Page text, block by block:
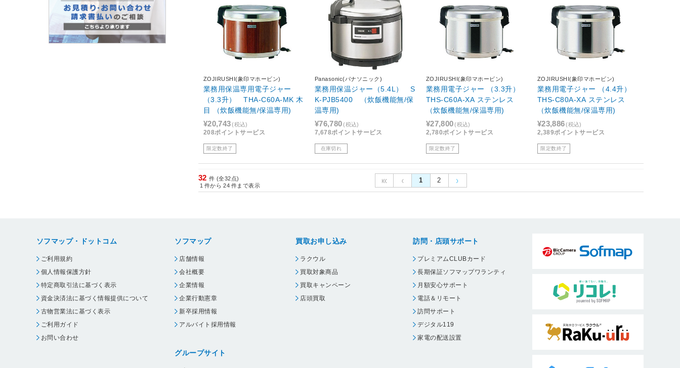
ZOJIRUSHI(象印マホービン)
業務用保温専用電子ジャー
（3.3升） THA-C60A-MK 木
目 （炊飯機能無/保温専用)
¥20,743(税込)
208ポイントサービス
限定数終了
Panasonic(パナソニック)
業務用保温ジャー（5.4L） S
K-PJB5400 （炊飯機能無/保
温専用)
¥76,780(税込)
7,678ポイントサービス
在庫切れ
ZOJIRUSHI(象印マホービン)
業務用電子ジャー （3.3升）
THS-C60A-XA ステンレス
（炊飯機能無/保温専用)
¥27,800(税込)
2,780ポイントサービス
限定数終了
ZOJIRUSHI(象印マホービン)
業務用電子ジャー （4.4升）
THS-C80A-XA ステンレス
（炊飯機能無/保温専用)
¥23,886(税込)
2,389ポイントサービス
限定数終了
32 件 (全32点)
1 件から 24 件まで表示
1 2
ソフマップ・ドットコム
ご利用規約
個人情報保護方針
特定商取引法に基づく表示
資金決済法に基づく情報提供について
古物営業法に基づく表示
ご利用ガイド
お問い合わせ
ソフマップ
店舗情報
会社概要
企業情報
企業行動憲章
新卒採用情報
アルバイト採用情報
グループサイト
買取お申し込み
ラクウル
買取対象商品
買取キャンペーン
店頭買取
訪問・店頭サポート
プレミアムCLUBカード
長期保証ソフマップワランティ
月額安心サポート
電話＆リモート
訪問サポート
デジタル119
家電の配送設置